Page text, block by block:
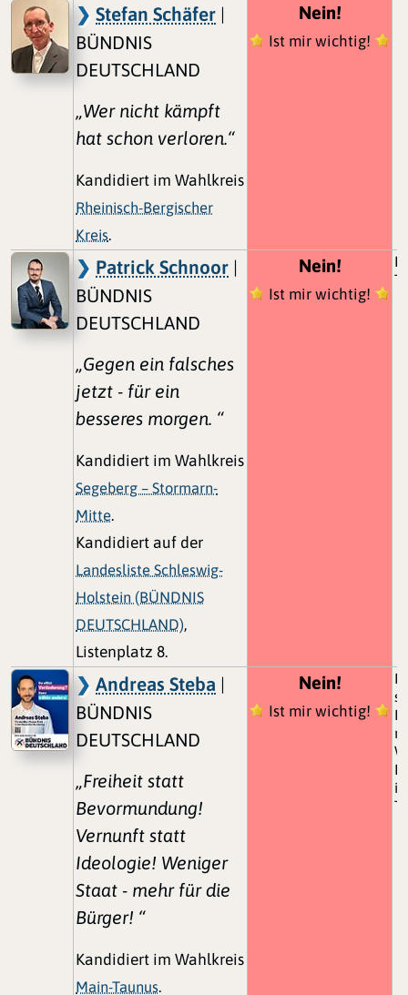
Stefan Schäfer |
BÜNDNIS
DEUTSCHLAND
„Wer nicht kämpft
hat schon verloren.“
Kandidiert im Wahlkreis
Rheinisch-Bergischer
Kreis.
Nein!
Ist mir wichtig!
Patrick Schnoor |
BÜNDNIS
DEUTSCHLAND
„Gegen ein falsches
jetzt - für ein
besseres morgen. “
Kandidiert im Wahlkreis
Segeberg – Stormarn-
Mitte.
Kandidiert auf der
Landesliste Schleswig-
Holstein (BÜNDNIS
DEUTSCHLAND),
Listenplatz 8.
Nein!
Ist mir wichtig!
Andreas Steba |
BÜNDNIS
DEUTSCHLAND
„Freiheit statt
Bevormundung!
Vernunft statt
Ideologie! Weniger
Staat - mehr für die
Bürger! “
Kandidiert im Wahlkreis
Main-Taunus.
Nein!
Ist mir wichtig!